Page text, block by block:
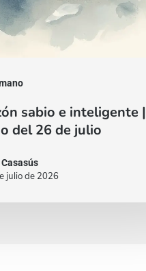
sabio e inteligente |
del 26 de julio
julio de 2026